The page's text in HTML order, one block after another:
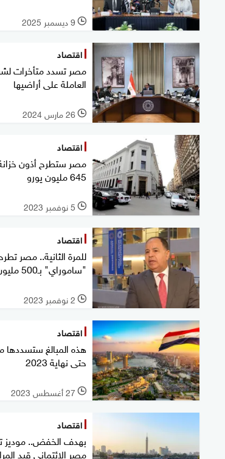
l 9 ديسمبر 2025
اقتصاد
مصر تسدد متأخرات
العاملة على أراضيها
l 26 مارس 2024
اقتصاد
مصر ستطرح أذون
645 مليون يورو
l 5 نوفمبر 2023
اقتصاد
للمرة الثانية.. مصر
"ساموراي" بـ500 مليون دولار
l 2 نوفمبر 2023
اقتصاد
هذه المبالغ
حتى نهاية 2023
l 27 أغسطس 2023
اقتصاد
بهدف الخفض..
مصر الائتماني قيد